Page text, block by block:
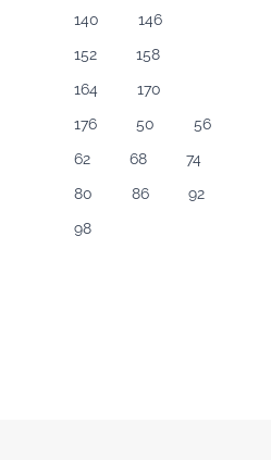
140
146
152
158
164
170
176
50
56
62
68
74
80
86
92
98